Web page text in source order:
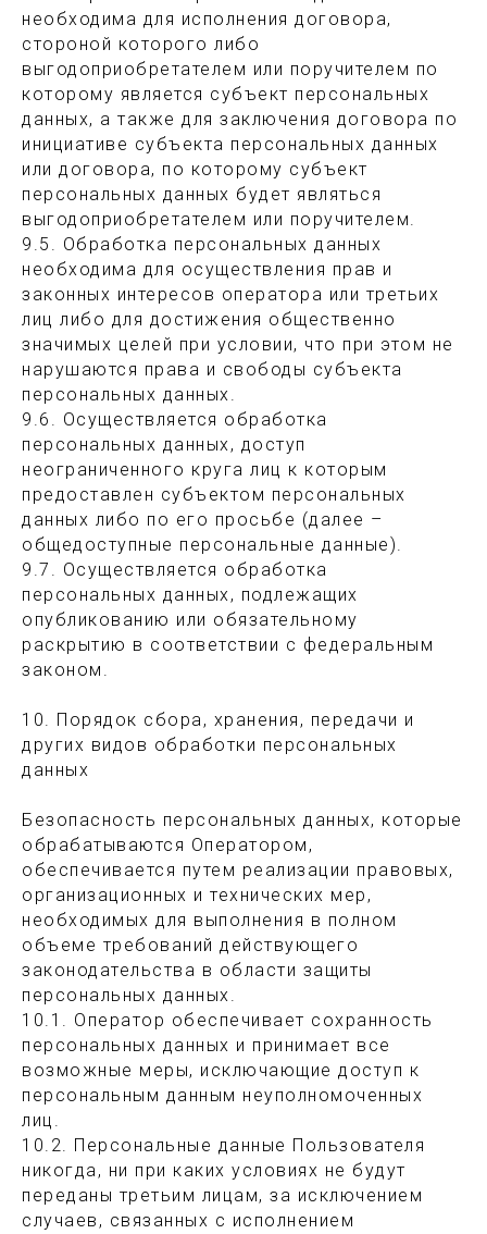
необходима для исполнения договора,
стороной которого либо
выгодоприобретателем или поручителем по
которому является субъект персональных
данных, а также для заключения договора по
инициативе субъекта персональных данных
или договора, по которому субъект
персональных данных будет являться
выгодоприобретателем или поручителем.
9.5. Обработка персональных данных
необходима для осуществления прав и
законных интересов оператора или третьих
лиц либо для достижения общественно
значимых целей при условии, что при этом не
нарушаются права и свободы субъекта
персональных данных.
9.6. Осуществляется обработка
персональных данных, доступ
неограниченного круга лиц к которым
предоставлен субъектом персональных
данных либо по его просьбе (далее –
общедоступные персональные данные).
9.7. Осуществляется обработка
персональных данных, подлежащих
опубликованию или обязательному
раскрытию в соответствии с федеральным
законом.
10. Порядок сбора, хранения, передачи и
других видов обработки персональных
данных
Безопасность персональных данных, которые
обрабатываются Оператором,
обеспечивается путем реализации правовых,
организационных и технических мер,
необходимых для выполнения в полном
объеме требований действующего
законодательства в области защиты
персональных данных.
10.1. Оператор обеспечивает сохранность
персональных данных и принимает все
возможные меры, исключающие доступ к
персональным данным неуполномоченных
лиц.
10.2. Персональные данные Пользователя
никогда, ни при каких условиях не будут
переданы третьим лицам, за исключением
случаев, связанных с исполнением
→
info@kendibrand.ru
+7 (921) 773-00-07
Контактная информация:
Пользовательское соглашение
Оферта
Нажимая на кнопку Подписаться (→), Вы даете согласие
на рекламную рассылку и обработку персональных данных
в соответствии с Пользовательским соглашением
Все права защищены, 2025
Разработчик сайта MALONEY
ИП Кенденкова Елена Сергеевна
ОГРНИП 323784700273917
ИНН 470804687910